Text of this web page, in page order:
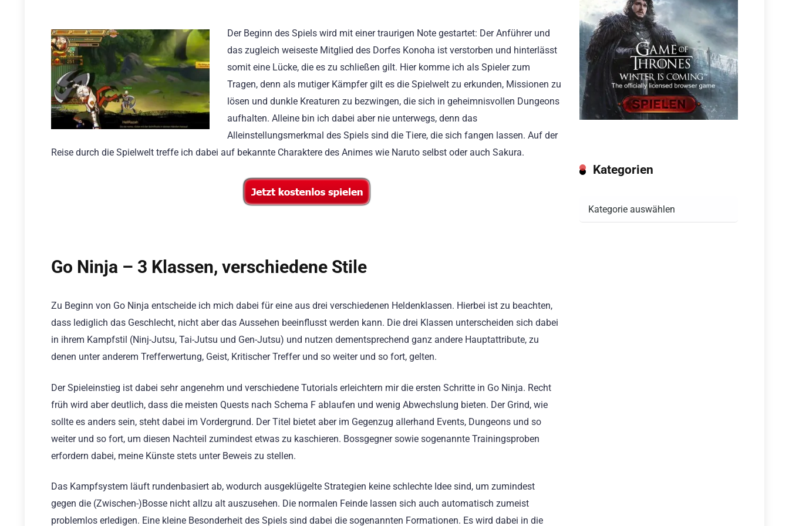
Der Beginn des Spiels wird mit einer traurigen Note gestartet: Der Anführer und
das zugleich weiseste Mitglied des Dorfes Konoha ist verstorben und hinterlässt
somit eine Lücke, die es zu schließen gilt. Hier komme ich als Spieler zum
Tragen, denn als mutiger Kämpfer gilt es die Spielwelt zu erkunden, Missionen zu
lösen und dunkle Kreaturen zu bezwingen, die sich in geheimnisvollen Dungeons
aufhalten. Alleine bin ich dabei aber nie unterwegs, denn das
Alleinstellungsmerkmal des Spiels sind die Tiere, die sich fangen lassen. Auf der
Reise durch die Spielwelt treffe ich dabei auf bekannte Charaktere des Animes wie Naruto selbst oder auch Sakura.
Go Ninja – 3 Klassen, verschiedene Stile
Zu Beginn von Go Ninja entscheide ich mich dabei für eine aus drei verschiedenen Heldenklassen. Hierbei ist zu beachten,
dass lediglich das Geschlecht, nicht aber das Aussehen beeinflusst werden kann. Die drei Klassen unterscheiden sich dabei
in ihrem Kampfstil (Ninj-Jutsu, Tai-Jutsu und Gen-Jutsu) und nutzen dementsprechend ganz andere Hauptattribute, zu
denen unter anderem Trefferwertung, Geist, Kritischer Treffer und so weiter und so fort, gelten.
Der Spieleinstieg ist dabei sehr angenehm und verschiedene Tutorials erleichtern mir die ersten Schritte in Go Ninja. Recht
früh wird aber deutlich, dass die meisten Quests nach Schema F ablaufen und wenig Abwechslung bieten. Der Grind, wie
sollte es anders sein, steht dabei im Vordergrund. Der Titel bietet aber im Gegenzug allerhand Events, Dungeons und so
weiter und so fort, um diesen Nachteil zumindest etwas zu kaschieren. Bossgegner sowie sogenannte Trainingsproben
erfordern dabei, meine Künste stets unter Beweis zu stellen.
Das Kampfsystem läuft rundenbasiert ab, wodurch ausgeklügelte Strategien keine schlechte Idee sind, um zumindest
gegen die (Zwischen-)Bosse nicht allzu alt auszusehen. Die normalen Feinde lassen sich auch automatisch zumeist
problemlos erledigen. Eine kleine Besonderheit des Spiels sind dabei die sogenannten Formationen. Es wird dabei in die
Kategorien